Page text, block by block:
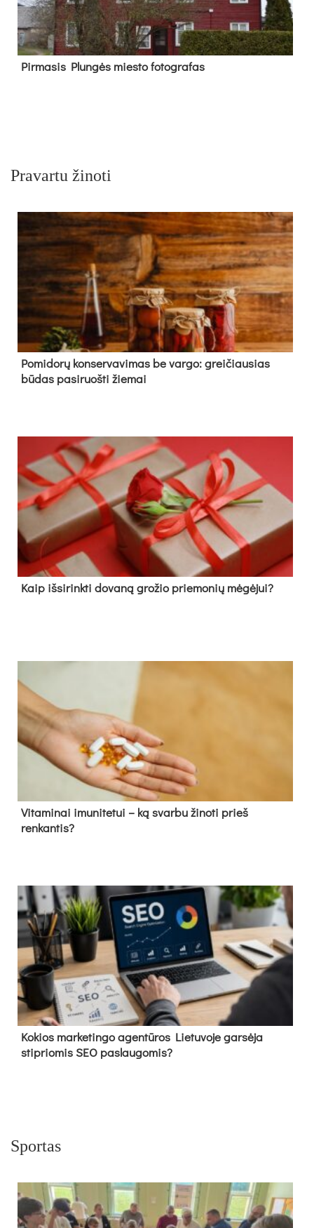
Pir­ma­sis Plun­gės mies­to fo­tog­ra­fas
Pravartu žinoti
Pomidorų konservavimas be vargo: greičiausias
būdas pasiruošti žiemai
Kaip išsirinkti dovaną grožio priemonių mėgėjui?
Vitaminai imunitetui – ką svarbu žinoti prieš
renkantis?
Kokios marketingo agentūros Lietuvoje garsėja
stipriomis SEO paslaugomis?
Sportas